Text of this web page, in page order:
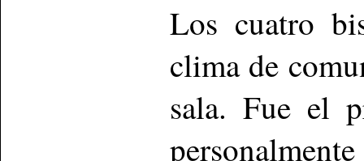
Los cuatro
clima de
sala. Fue el